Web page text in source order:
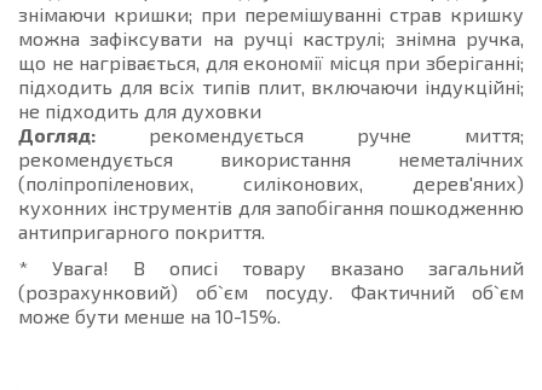
знімаючи кришки; при перемішуванні страв кришку
можна зафіксувати на ручці каструлі; знімна ручка,
що не нагрівається, для економії місця при зберіганні;
підходить для всіх типів плит, включаючи індукційні;
не підходить для духовки
Догляд: рекомендується ручне миття;
рекомендується використання неметалічних
(поліпропіленових, силіконових, дерев'яних)
кухонних інструментів для запобігання пошкодженню
антипригарного покриття.
* Увага! В описі товару вказано загальний
(розрахунковий) об`єм посуду. Фактичний об`єм
може бути менше на 10-15%.